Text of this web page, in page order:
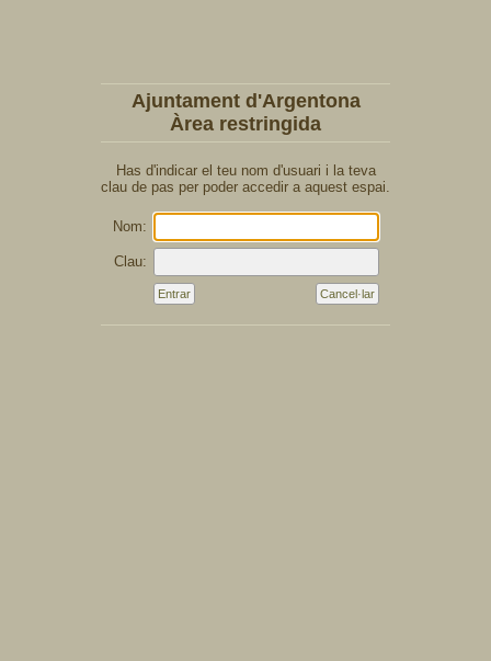
Ajuntament d'Argentona
Àrea restringida
Has d'indicar el teu nom d'usuari i la teva
clau de pas per poder accedir a aquest espai.
Nom:
Clau: